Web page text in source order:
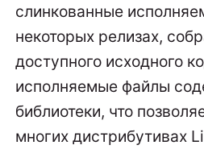
слинкованные
некоторых релизах,
доступного исходного
исполняемые файлы
библиотеки, что
многих дистрибутивах